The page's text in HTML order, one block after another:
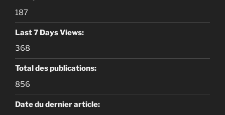
187
Last 7 Days Views:
368
Total des publications:
856
Date du dernier article: